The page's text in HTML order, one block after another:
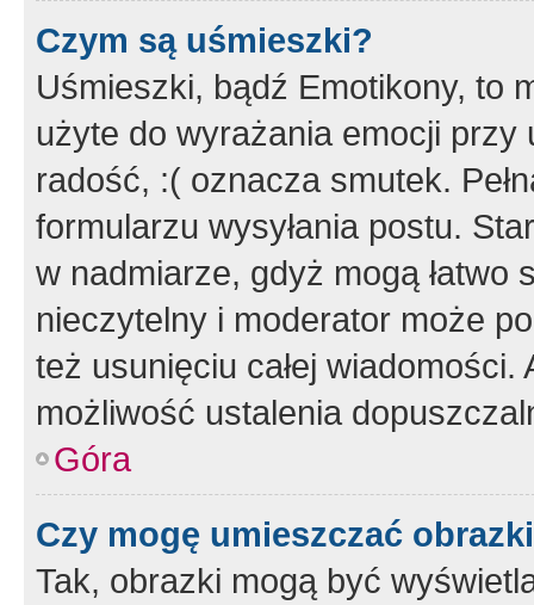
Czym są uśmieszki?
Uśmieszki, bądź Emotikony, to
użyte do wyrażania emocji
radość, :( oznacza smutek.
formularzu wysyłania postu.
w nadmiarze, gdyż mogą
nieczytelny i moderator może
też usunięciu całej
możliwość ustalenia
Góra
Czy mogę umieszczać
Tak, obrazki mogą być